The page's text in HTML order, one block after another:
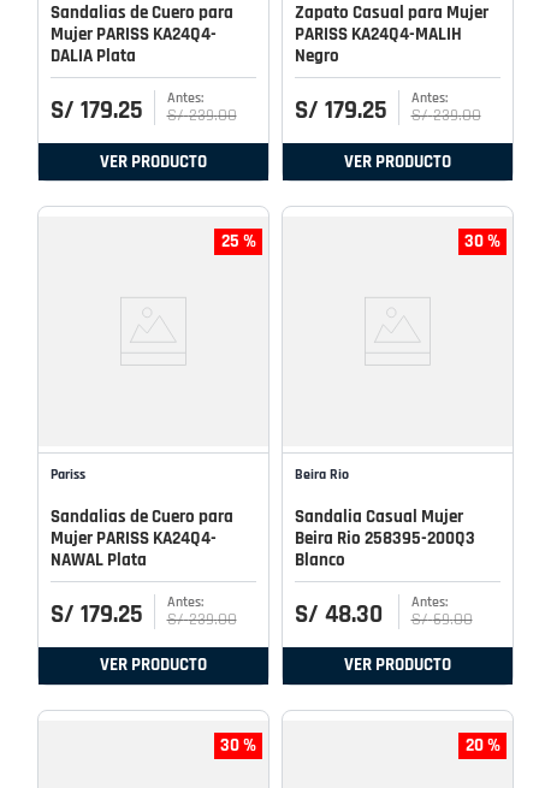
Sandalias de Cuero para
Mujer PARISS KA24Q4-
DALIA Plata
S/ 179.25 S/ 239.00
VER PRODUCTO
Zapato Casual para Mujer
PARISS KA24Q4-MALIH
Negro
S/ 179.25 S/ 239.00
VER PRODUCTO
25 %
Pariss
Sandalias de Cuero para
Mujer PARISS KA24Q4-
NAWAL Plata
S/ 179.25 S/ 239.00
VER PRODUCTO
30 %
Beira Rio
Sandalia Casual Mujer
Beira Rio 258395-200Q3
Blanco
S/ 48.30 S/ 69.00
VER PRODUCTO
30 % 20 %